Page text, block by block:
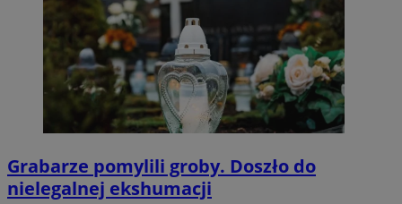
Grabarze pomylili groby. Doszło do
nielegalnej ekshumacji